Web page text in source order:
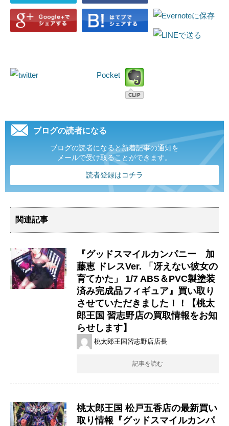
Pocket
ブログの読者になる
ブログの読者になると新着記事の通知を
メールで受け取ることができます。
読者登録はコチラ
関連記事
『グッドスマイルカンパニー 加
藤恵 ​ドレスVer. ​「冴えない彼女の
育てかた」 ​1/7 ​ABS＆PVC製塗装
済み完成品フィギュア』買い取り
させていただきました！！【桃太
郎王国 習志野店の買取情報をお知
らせします】
桃太郎王国習志野店店長
記事を読む
桃太郎王国 松戸五香店の最新買い
取り情報『グッドスマイルカンパ